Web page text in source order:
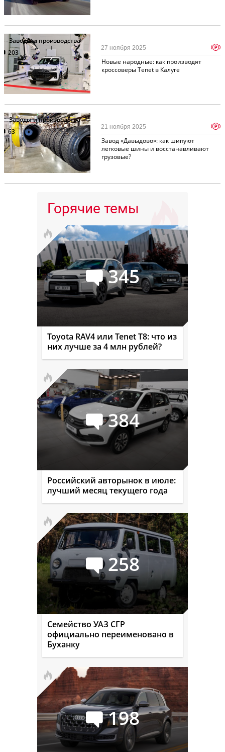
Заводы и производства
203
Новые народные: как производят
кроссоверы Tenet в Калуге
27 ноября 2025 p
Заводы и производства
63
Завод «Давыдово»: как шипуют
легковые шины и восстанавливают
грузовые?
21 ноября 2025 p
Горячие темы
345
Toyota RAV4 или Tenet T8: что из
них лучше за 4 млн рублей?
384
Российский авторынок в июле:
лучший месяц текущего года
258
Семейство УАЗ СГР
официально переименовано в
Буханку
198